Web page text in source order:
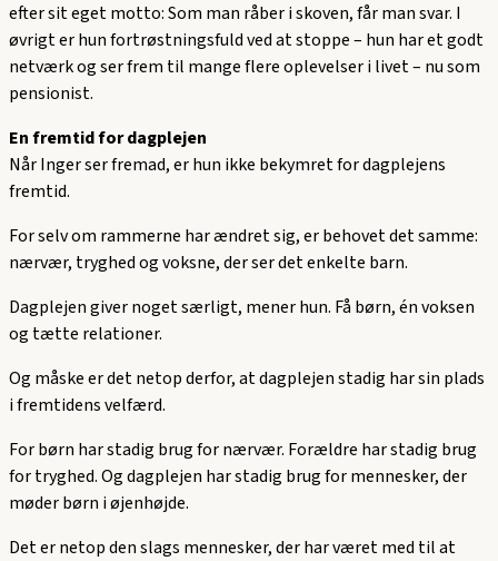
efter sit eget motto: Som man råber i skoven, får man svar. I
øvrigt er hun fortrøstningsfuld ved at stoppe – hun har et godt
netværk og ser frem til mange flere oplevelser i livet – nu som
pensionist.
En fremtid for dagplejen
Når Inger ser fremad, er hun ikke bekymret for dagplejens
fremtid.
For selv om rammerne har ændret sig, er behovet det samme:
nærvær, tryghed og voksne, der ser det enkelte barn.
Dagplejen giver noget særligt, mener hun. Få børn, én voksen
og tætte relationer.
Og måske er det netop derfor, at dagplejen stadig har sin plads
i fremtidens velfærd.
For børn har stadig brug for nærvær. Forældre har stadig brug
for tryghed. Og dagplejen har stadig brug for mennesker, der
møder børn i øjenhøjde.
Det er netop den slags mennesker, der har været med til at